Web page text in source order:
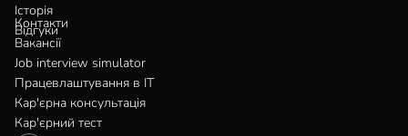
Історія
Відгуки
Контакти
Вакансії
Job interview simulator
Працевлаштування в IT
Кар'єрна консультація
Кар'єрний тест